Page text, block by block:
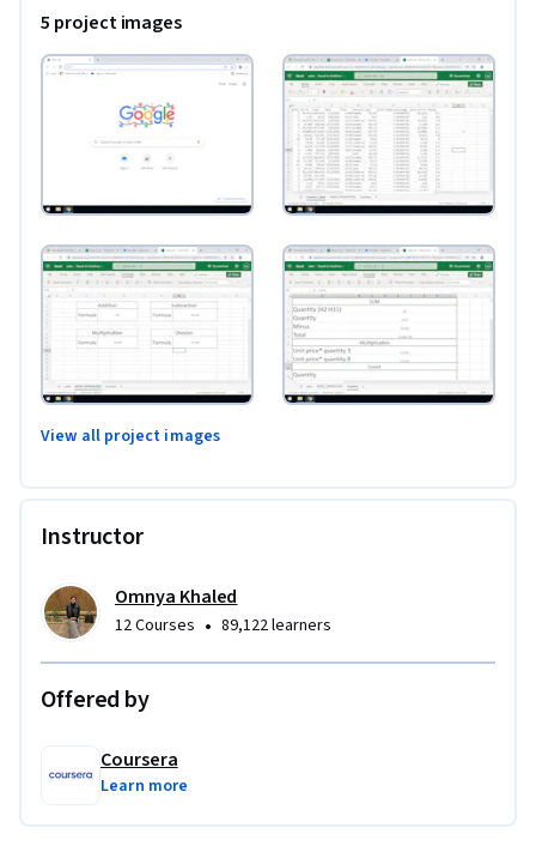
5 project images
View all project images
Instructor
Omnya Khaled
12 Courses • 89,122 learners
Offered by
Coursera
Learn more